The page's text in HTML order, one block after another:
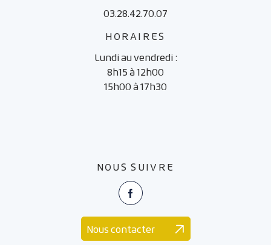
03.28.42.70.07
HORAIRES
Lundi au vendredi :
8h15 à 12h00
15h00 à 17h30
NOUS SUIVRE
Facebook
Nous contacter